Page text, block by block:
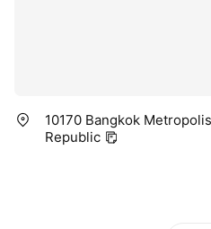
10170 Bangkok
Republic